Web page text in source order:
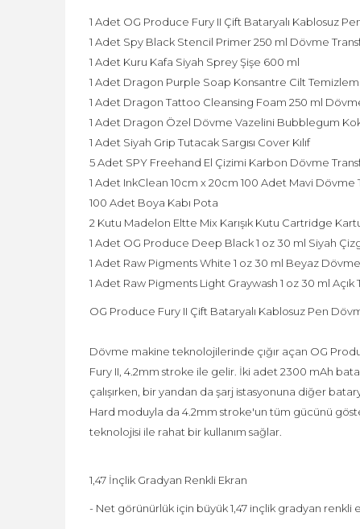
1 Adet OG Produce Fury II Çift Bataryalı Kablosuz
1 Adet Spy Black Stencil Primer 250 ml Dövme
1 Adet Kuru Kafa Siyah Sprey Şişe 600 ml
1 Adet Dragon Purple Soap Konsantre Cilt Temizleme
1 Adet Dragon Tattoo Cleansing Foam 250 ml
1 Adet Dragon Özel Dövme Vazelini Bubblegum
1 Adet Siyah Grip Tutacak Sargısı Cover Kılıf
5 Adet SPY Freehand El Çizimi Karbon Dövme
1 Adet InkClean 10cm x 20cm 100 Adet Mavi Dövme
100 Adet Boya Kabı Pota
2 Kutu Madelon Eltte Mix Karışık Kutu Cartridge
1 Adet OG Produce Deep Black 1 oz 30 ml Siyah
1 Adet Raw Pigments White 1 oz 30 ml Beyaz Dövme
1 Adet Raw Pigments Light Graywash 1 oz 30 ml
OG Produce Fury II Çift Bataryalı Kablosuz Pen
Dövme makine teknolojilerinde çığır açan OG
Fury II, 4.2mm stroke ile gelir. İki adet 2300 mAh
çalışırken, bir yandan da şarj istasyonuna diğer
Hard moduyla da 4.2mm stroke'un tüm gücünü
teknolojisi ile rahat bir kullanım sağlar.
1,47 İnçlik Gradyan Renkli Ekran
- Net görünürlük için büyük 1,47 inçlik gradyan renkli